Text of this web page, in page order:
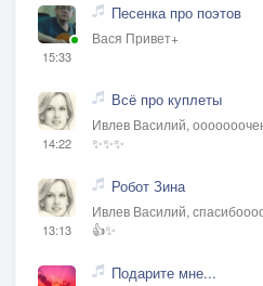
15:33
Песенка про поэтов
Вася Привет+
14:22
Всё про куплеты
Ивлев Василий,
✨✨✨
13:13
Робот Зина
Ивлев Василий,
👍✨
Подарите мне...